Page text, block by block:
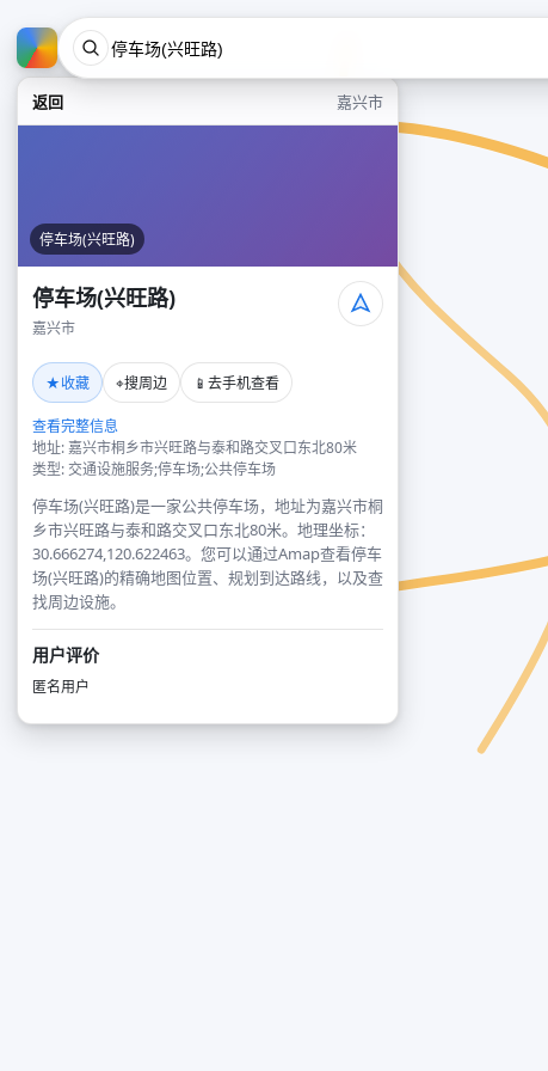
返回 嘉兴市
停车场(兴旺路)
停车场(兴旺路)
嘉兴市
★收藏 ⌖搜周边 📱 去手机查看
查看完整信息
地址: 嘉兴市桐乡市兴旺路与泰和路交叉口东北80米
类型: 交通设施服务;停车场;公共停车场
停车场(兴旺路)是一家公共停车场，地址为嘉兴市桐
乡市兴旺路与泰和路交叉口东北80米。地理坐标：
30.666274,120.622463。您可以通过Amap查看停车
场(兴旺路)的精确地图位置、规划到达路线，以及查
找周边设施。
用户评价
匿名用户